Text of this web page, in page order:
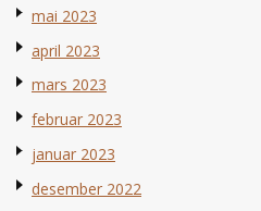
mai 2023
april 2023
mars 2023
februar 2023
januar 2023
desember 2022